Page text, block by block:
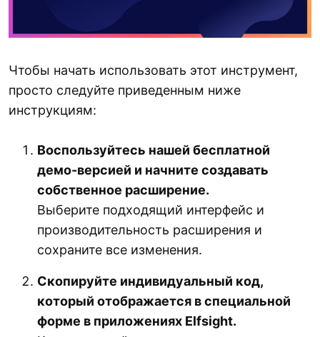
Чтобы начать использовать этот инструмент,
просто следуйте приведенным ниже
инструкциям:
Воспользуйтесь нашей бесплатной
демо-версией и начните создавать
собственное расширение.
Выберите подходящий интерфейс и
производительность расширения и
сохраните все изменения.
Скопируйте индивидуальный код,
который отображается в специальной
форме в приложениях Elfsight.